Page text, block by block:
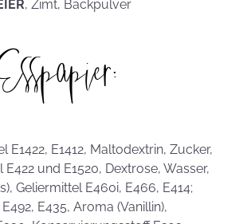
, Zimt, Backpulver
E1422, E1412, Maltodextrin, Zucker,
und E1520, Dextrose, Wasser,
Geliermittel E460i, E466, E414;
E435, Aroma (Vanillin),